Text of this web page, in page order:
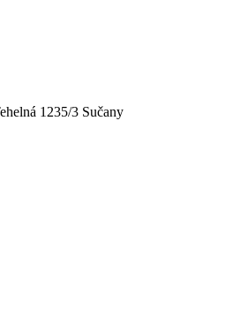
1235/3 Sučany